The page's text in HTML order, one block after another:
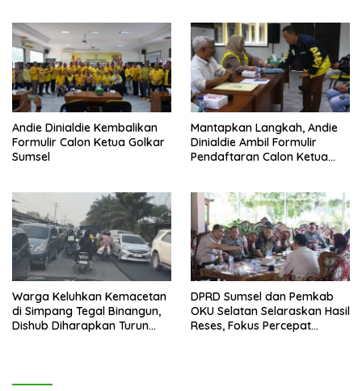
Andie Dinialdie Kembalikan
Formulir Calon Ketua Golkar
Sumsel
Mantapkan Langkah, Andie
Dinialdie Ambil Formulir
Pendaftaran Calon Ketua
Warga Keluhkan Kemacetan
di Simpang Tegal Binangun,
Dishub Diharapkan Turun
DPRD Sumsel dan Pemkab
OKU Selatan Selaraskan Hasil
Reses, Fokus Percepat